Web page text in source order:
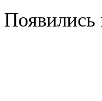
Появились